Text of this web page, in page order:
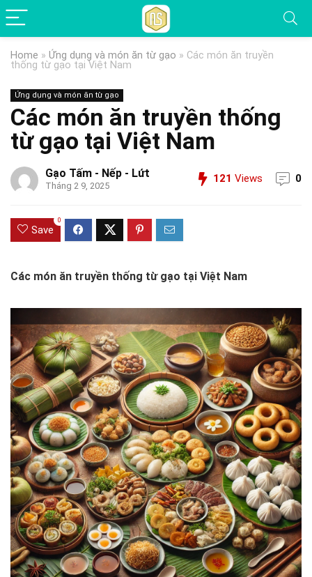
Home » Ứng dụng và món ăn từ gạo » Các món ăn truyền
thống từ gạo tại Việt Nam
Ứng dụng và món ăn từ gạo
Các món ăn truyền thống
từ gạo tại Việt Nam
Gạo Tấm - Nếp - Lứt
Tháng 2 9, 2025
121 Views 0
Save
0
Các món ăn truyền thống từ gạo tại Việt Nam